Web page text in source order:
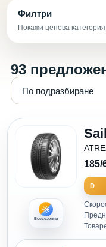
Филтри
Покажи ценова
93
Всесезонни
185/
D